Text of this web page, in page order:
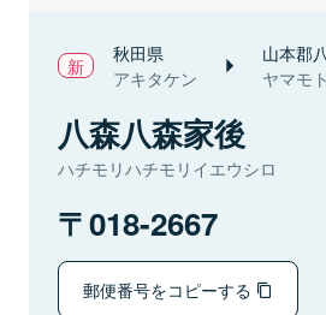
秋田県
アキタケン
山本郡
ヤマモ
八森八森家後
ハチモリハチモリイエウシロ
018-2667
郵便番号をコピーする